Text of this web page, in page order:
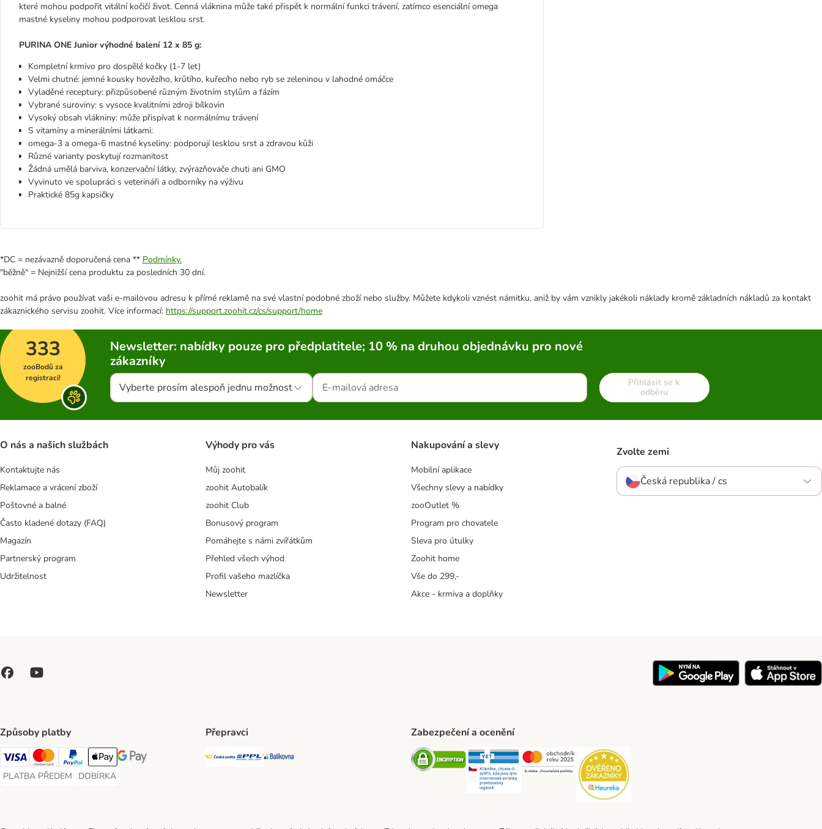
které mohou podpořit vitální kočičí život. Cenná vláknina může také přispět k normální funkci trávení, zatímco esenciální omega
mastné kyseliny mohou podporovat lesklou srst.
PURINA ONE Junior výhodné balení 12 x 85 g:
Kompletní krmivo pro dospělé kočky (1-7 let)
Velmi chutné: jemné kousky hovězího, krůtího, kuřecího nebo ryb se zeleninou v lahodné omáčce
Vyladěné receptury: přizpůsobené různým životním stylům a fázím
Vybrané suroviny: s vysoce kvalitními zdroji bílkovin
Vysoký obsah vlákniny: může přispívat k normálnímu trávení
S vitamíny a minerálními látkami:
omega-3 a omega-6 mastné kyseliny: podporují lesklou srst a zdravou kůži
Různé varianty poskytují rozmanitost
Žádná umělá barviva, konzervační látky, zvýrazňovače chuti ani GMO
Vyvinuto ve spolupráci s veterináři a odborníky na výživu
Praktické 85g kapsičky
*DC = nezávazně doporučená cena ** Podmínky.
"běžně" = Nejnižší cena produktu za posledních 30 dní.
zoohit má právo používat vaši e-mailovou adresu k přímé reklamě na své vlastní podobné zboží nebo služby. Můžete kdykoli vznést námitku, aniž by vám vznikly jakékoli náklady kromě základních nákladů za kontakt
zákaznického servisu zoohit. Více informací: https://support.zoohit.cz/cs/support/home
333
zooBodů za
registraci!
Newsletter: nabídky pouze pro předplatitele; 10 % na druhou objednávku pro nové
zákazníky
Vyberte prosím alespoň jednu možnost
Přihlásit se k
odběru
O nás a našich službách
Kontaktujte nás
Reklamace a vrácení zboží
Poštovné a balné
Často kladené dotazy (FAQ)
Magazín
Partnerský program
Udržitelnost
Výhody pro vás
Můj zoohit
zoohit Autobalík
zoohit Club
Bonusový program
Pomáhejte s námi zvířátkům
Přehled všech výhod
Profil vašeho mazlíčka
Newsletter
Nakupování a slevy
Mobilní aplikace
Všechny slevy a nabídky
zooOutlet %
Program pro chovatele
Sleva pro útulky
Zoohit home
Vše do 299,-
Akce - krmiva a doplňky
Zvolte zemi
Česká republika / cs
Způsoby platby
Visa Payment Method
Mastercard Payment Method
PayPal Payment Method
Apple pay Payment Method
GooglePay Payment Method
PLATBA PŘEDEM
PLATBA PŘEDEM Payment Method
DOBÍRKA
DOBÍRKA Payment Method
Přepravci
Česká pošta Shipping Method
PPL Shipping Method
Balíkovna Shipping Method
Zabezpečení a ocenění
Security Security Security